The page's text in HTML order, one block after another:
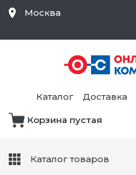
Москва
Каталог Доставка
Корзина пустая
Каталог товаров
Средства Контроля
Статического
Электричества и
Безопасности,
Товары для Чистых